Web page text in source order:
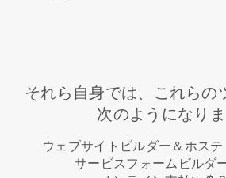
それら自身では、これらの
次のようになりま
ウェブサイトビルダー＆ホス
サービスフォームビルダ